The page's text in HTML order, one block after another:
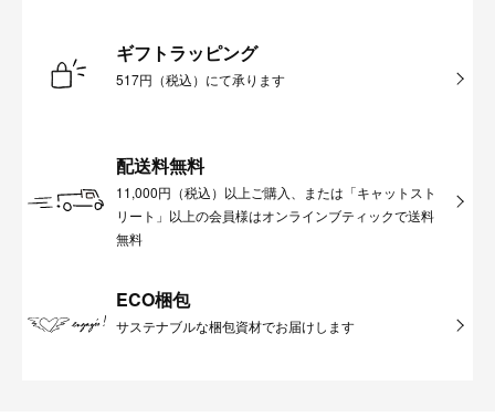
ギフトラッピング
517円（税込）にて承ります
配送料無料
11,000円（税込）以上ご購入、または「キャットスト
リート」以上の会員様はオンラインブティックで送料
無料
ECO梱包
サステナブルな梱包資材でお届けします